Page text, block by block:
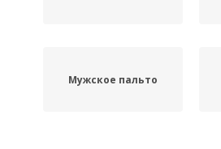
Мужское пальто